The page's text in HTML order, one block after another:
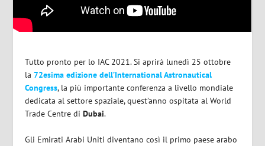
Tutto pronto per lo IAC 2021. Si aprirà lunedì 25 ottobre
la 72esima edizione dell’International Astronautical
Congress, la più importante conferenza a livello mondiale
dedicata al settore spaziale, quest’anno ospitata al World
Trade Centre diDubai.
Gli Emirati Arabi Uniti diventano così il primo paese arabo